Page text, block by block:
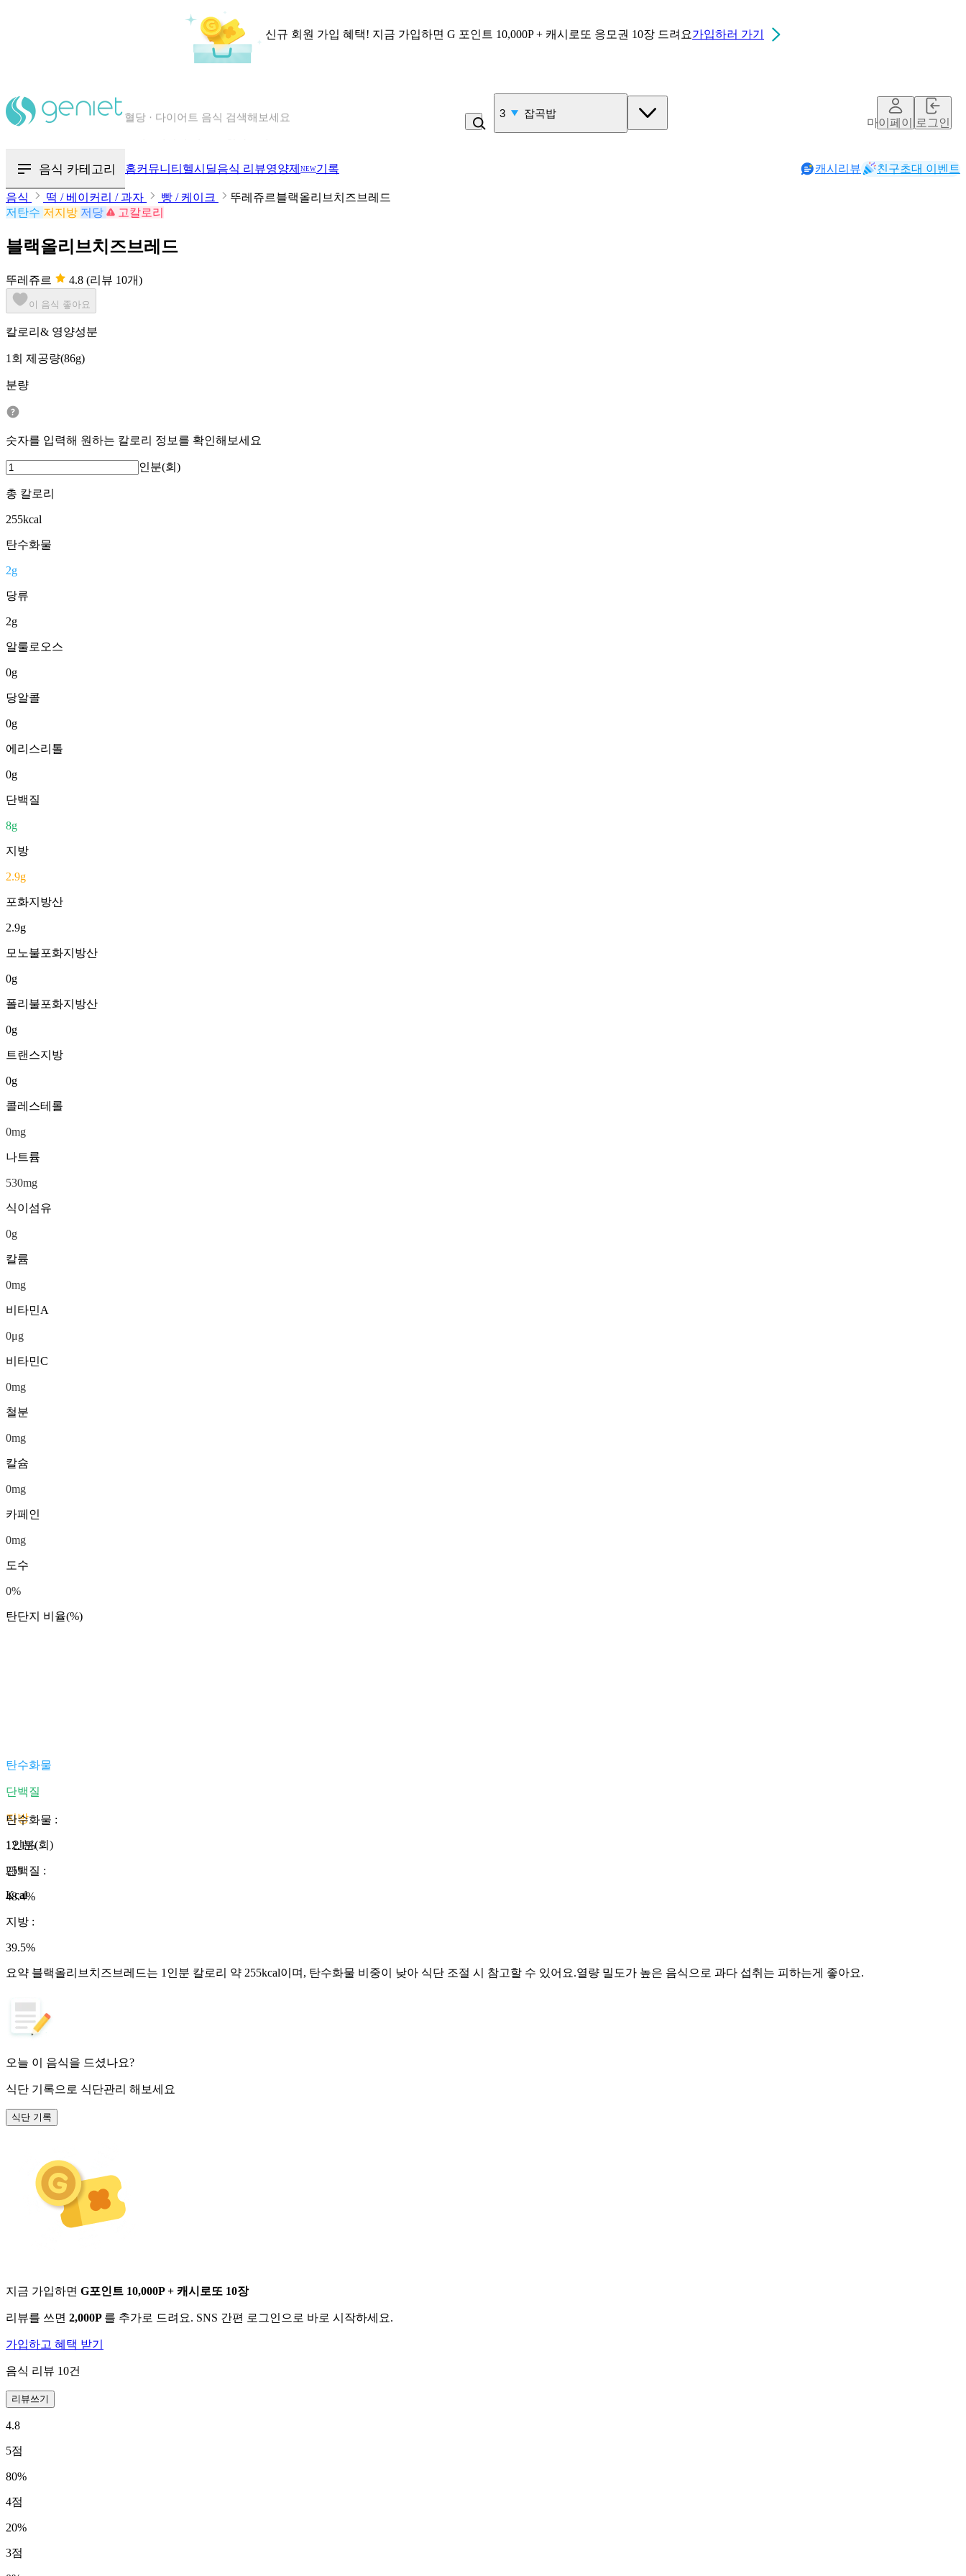
신규 회원 가입 혜택! 지금 가입하면 G 포인트 10,000P + 캐시로또 응모권 10장 드려요가입하러 가기
칼로리와 영양성분을 검색해보세요
3 잡곡밥
마이페이지로그인
음식 카테고리 홈커뮤니티 헬시딜음식 리뷰영양제 NEW기록 캐시리뷰 친구초대 이벤트
음식 떡 / 베이커리 / 과자 빵 / 케이크
뚜레쥬르블랙올리브치즈브레드
저탄수 저지방 저당 고칼로리
블랙올리브치즈브레드
뚜레쥬르 4.8 (리뷰 10개)
이 음식 좋아요
칼로리& 영양성분
1회 제공량(86g)
분량
숫자를 입력해 원하는 칼로리 정보를 확인해보세요
인분(회)
총 칼로리
255kcal
탄수화물
2g
당류
2g
알룰로오스
0g
당알콜
0g
에리스리톨
0g
단백질
8g
지방
2.9g
포화지방산
2.9g
모노불포화지방산
0g
폴리불포화지방산
0g
트랜스지방
0g
콜레스테롤
0mg
나트륨
530mg
식이섬유
0g
칼륨
0mg
비타민A
0μg
비타민C
0mg
철분
0mg
칼슘
0mg
카페인
0mg
도수
0%
탄단지 비율(%)
탄수화물
단백질
지방
1인분(회)
255
Kcal
탄수화물 :
12.1%
단백질 :
48.4%
지방 :
39.5%
요약 블랙올리브치즈브레드는 1인분 칼로리 약 255kcal이며, 탄수화물 비중이 낮아 식단 조절 시 참고할 수 있어요.열량 밀도가 높은 음식으로 과다 섭취는 피하는게 좋아요.
오늘 이 음식을 드셨나요?
식단 기록으로 식단관리 해보세요
식단 기록
지금 가입하면 G포인트 10,000P + 캐시로또 10장
리뷰를 쓰면 2,000P 를 추가로 드려요. SNS 간편 로그인으로 바로 시작하세요.
가입하고 혜택 받기
음식 리뷰 10건
리뷰쓰기
4.8
5점
80%
4점
20%
3점